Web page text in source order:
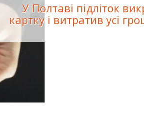
У Полтаві підліток
картку і витратив усі